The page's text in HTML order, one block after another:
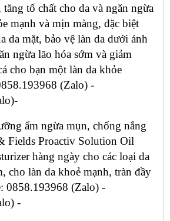
tố chất cho da và ngăn ngừa
mạnh và mịn màng, đặc biệt
da mặt, bảo vệ làn da dưới ánh
ngừa lão hóa sớm và giảm
cho bạn một làn da khỏe
(Zalo) -
ẩm ngừa mụn, chống nắng
Fields Proactiv Solution Oil
hàng ngày cho các loại da
cho làn da khoẻ mạnh, tràn đầy
0858.193968 (Zalo) -
-